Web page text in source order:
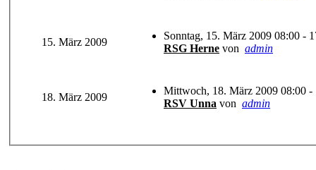
15. März 2009
Sonntag, 15. März 2009 08:00 -
RSG Herne von admin
18. März 2009
Mittwoch, 18. März 2009 08:00 -
RSV Unna von admin